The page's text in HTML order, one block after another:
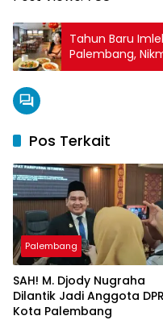
Tahun Baru
Palembang,
Suasana Meriah
Pos Terkait
Palembang
SAH! M. Djody Nugraha
Dilantik Jadi Anggota
Kota Palembang